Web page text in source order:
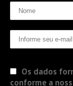
Os dados
conforme a